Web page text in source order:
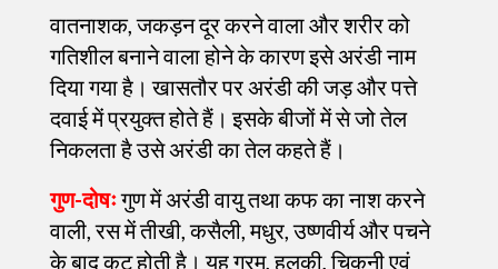
वातनाशक, जकड़न दूर करने वाला और शरीर को
गतिशील बनाने वाला होने के कारण इसे अरंडी नाम
दिया गया है। खासतौर पर अरंडी की जड़ और पत्ते
दवाई में प्रयुक्त होते हैं। इसके बीजों में से जो तेल
निकलता है उसे अरंडी का तेल कहते हैं।
गुण-दोषःगुण में अरंडी वायु तथा कफ का नाश करने
वाली, रस में तीखी, कसैली, मधुर, उष्णवीर्य और पचने
के बाद कटु होती है। यह गरम, हलकी, चिकनी एवं